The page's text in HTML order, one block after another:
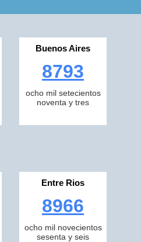
Buenos Aires
8793
ocho mil setecientos
noventa y tres
Entre Rios
8966
ocho mil novecientos
sesenta y seis